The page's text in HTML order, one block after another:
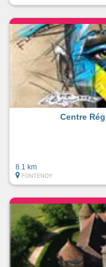
Centre
8.1 km
FONTENOY